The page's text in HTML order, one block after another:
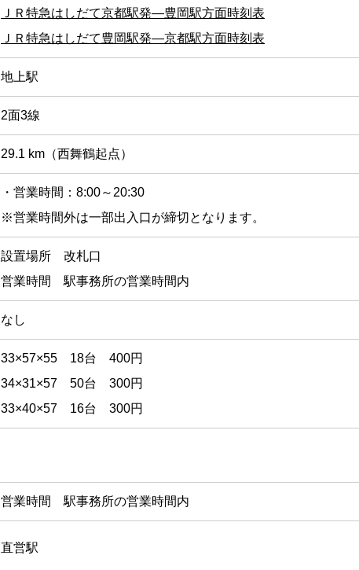
ＪＲ特急はしだて京都駅発―豊岡駅方面時刻表
ＪＲ特急はしだて豊岡駅発―京都駅方面時刻表
地上駅
2面3線
29.1 km（西舞鶴起点）
・営業時間：8:00～20:30
※営業時間外は一部出入口が締切となります。
設置場所 改札口
営業時間 駅事務所の営業時間内
なし
33×57×55 18台 400円
34×31×57 50台 300円
33×40×57 16台 300円
営業時間 駅事務所の営業時間内
直営駅